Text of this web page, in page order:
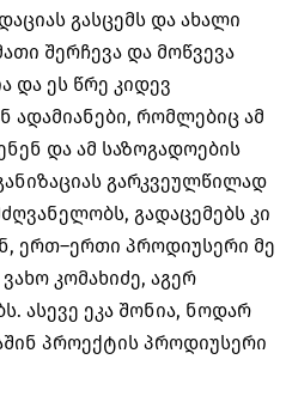
გასცემს და ახალი
შერჩევა და მოწვევა
და ეს წრე კიდევ
ადამიანები, რომლებიც ამ
და ამ საზოგადოების
გარკვეულწილად
, გადაცემებს კი
, ერთ–ერთი პროდიუსერი მე
ვახო კომახიძე, აგერ
. ასევე ეკა შონია, ნოდარ
პროექტის პროდიუსერი